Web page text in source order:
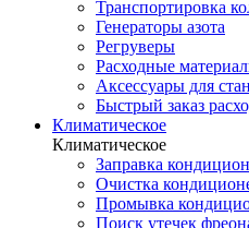
Транспортировка
Генераторы азота
Регруверы
Расходные
Аксессуары для
Быстрый заказ
Климатическое
Климатическое
Заправка
Очистка
Промывка
Поиск утечек